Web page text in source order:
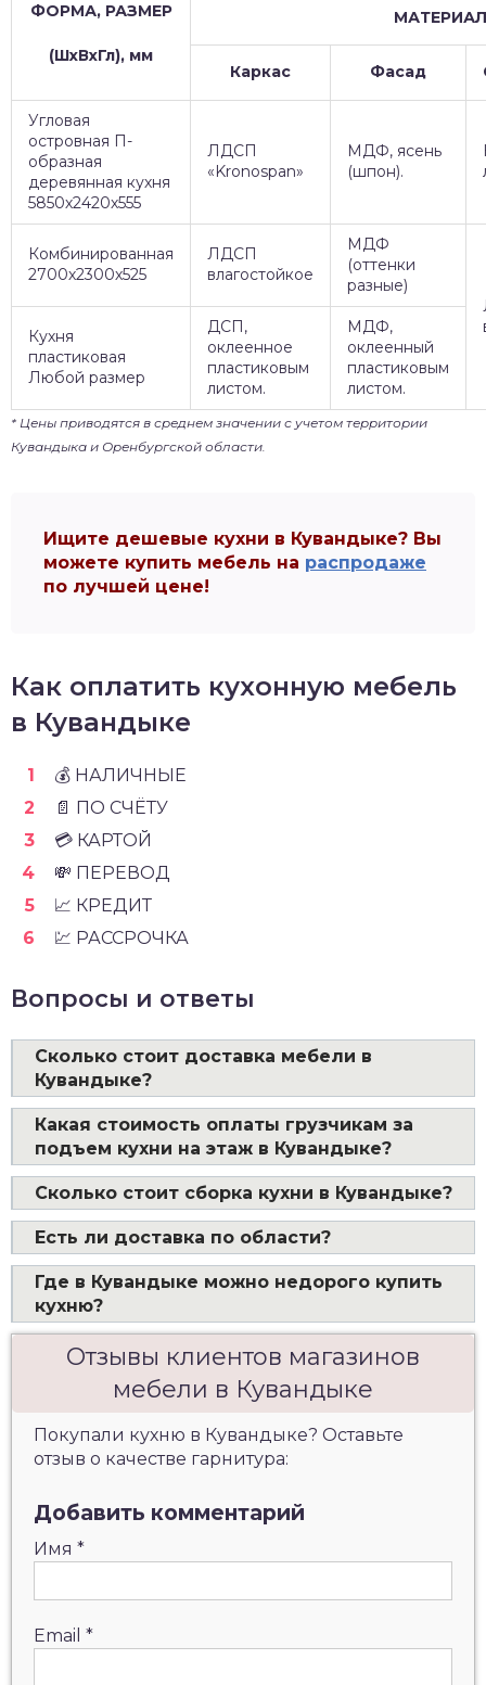
ФОРМА, РАЗМЕР
(ШхВхГл), мм
Каркас Фасад
Угловая
островная П-
образная
деревянная кухня
5850х2420х555
ЛДСП
«Kronospan»
МДФ, ясень
(шпон).
Комбинированная
2700х2300х525
ЛДСП
влагостойкое
МДФ
(оттенки
разные)
Кухня
пластиковая
Любой размер
ДСП,
оклеенное
пластиковым
листом.
МДФ,
оклеенный
пластиковым
листом.
* Цены приводятся в среднем значении с учетом территории
Кувандыка и Оренбургской области.
Ищите дешевые кухни в Кувандыке? Вы
можете купить мебель на распродаже
по лучшей цене!
Как оплатить кухонную мебель
в Кувандыке
💰 НАЛИЧНЫЕ
📄 ПО СЧЁТУ
💳 КАРТОЙ
💸 ПЕРЕВОД
📈 КРЕДИТ
💹 РАССРОЧКА
Вопросы и ответы
Сколько стоит доставка мебели в
Кувандыке?
Какая стоимость оплаты грузчикам за
подъем кухни на этаж в Кувандыке?
Сколько стоит сборка кухни в Кувандыке?
Есть ли доставка по области?
Где в Кувандыке можно недорого купить
кухню?
Отзывы клиентов магазинов
мебели в Кувандыке
Покупали кухню в Кувандыке? Оставьте
отзыв о качестве гарнитура:
Добавить комментарий
Имя *
Email *